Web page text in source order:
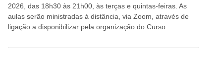
2026, das 18h30 às 21h00, às terças e quintas-feiras. As
aulas serão ministradas à distância, via Zoom, através de
ligação a disponibilizar pela organização do Curso.